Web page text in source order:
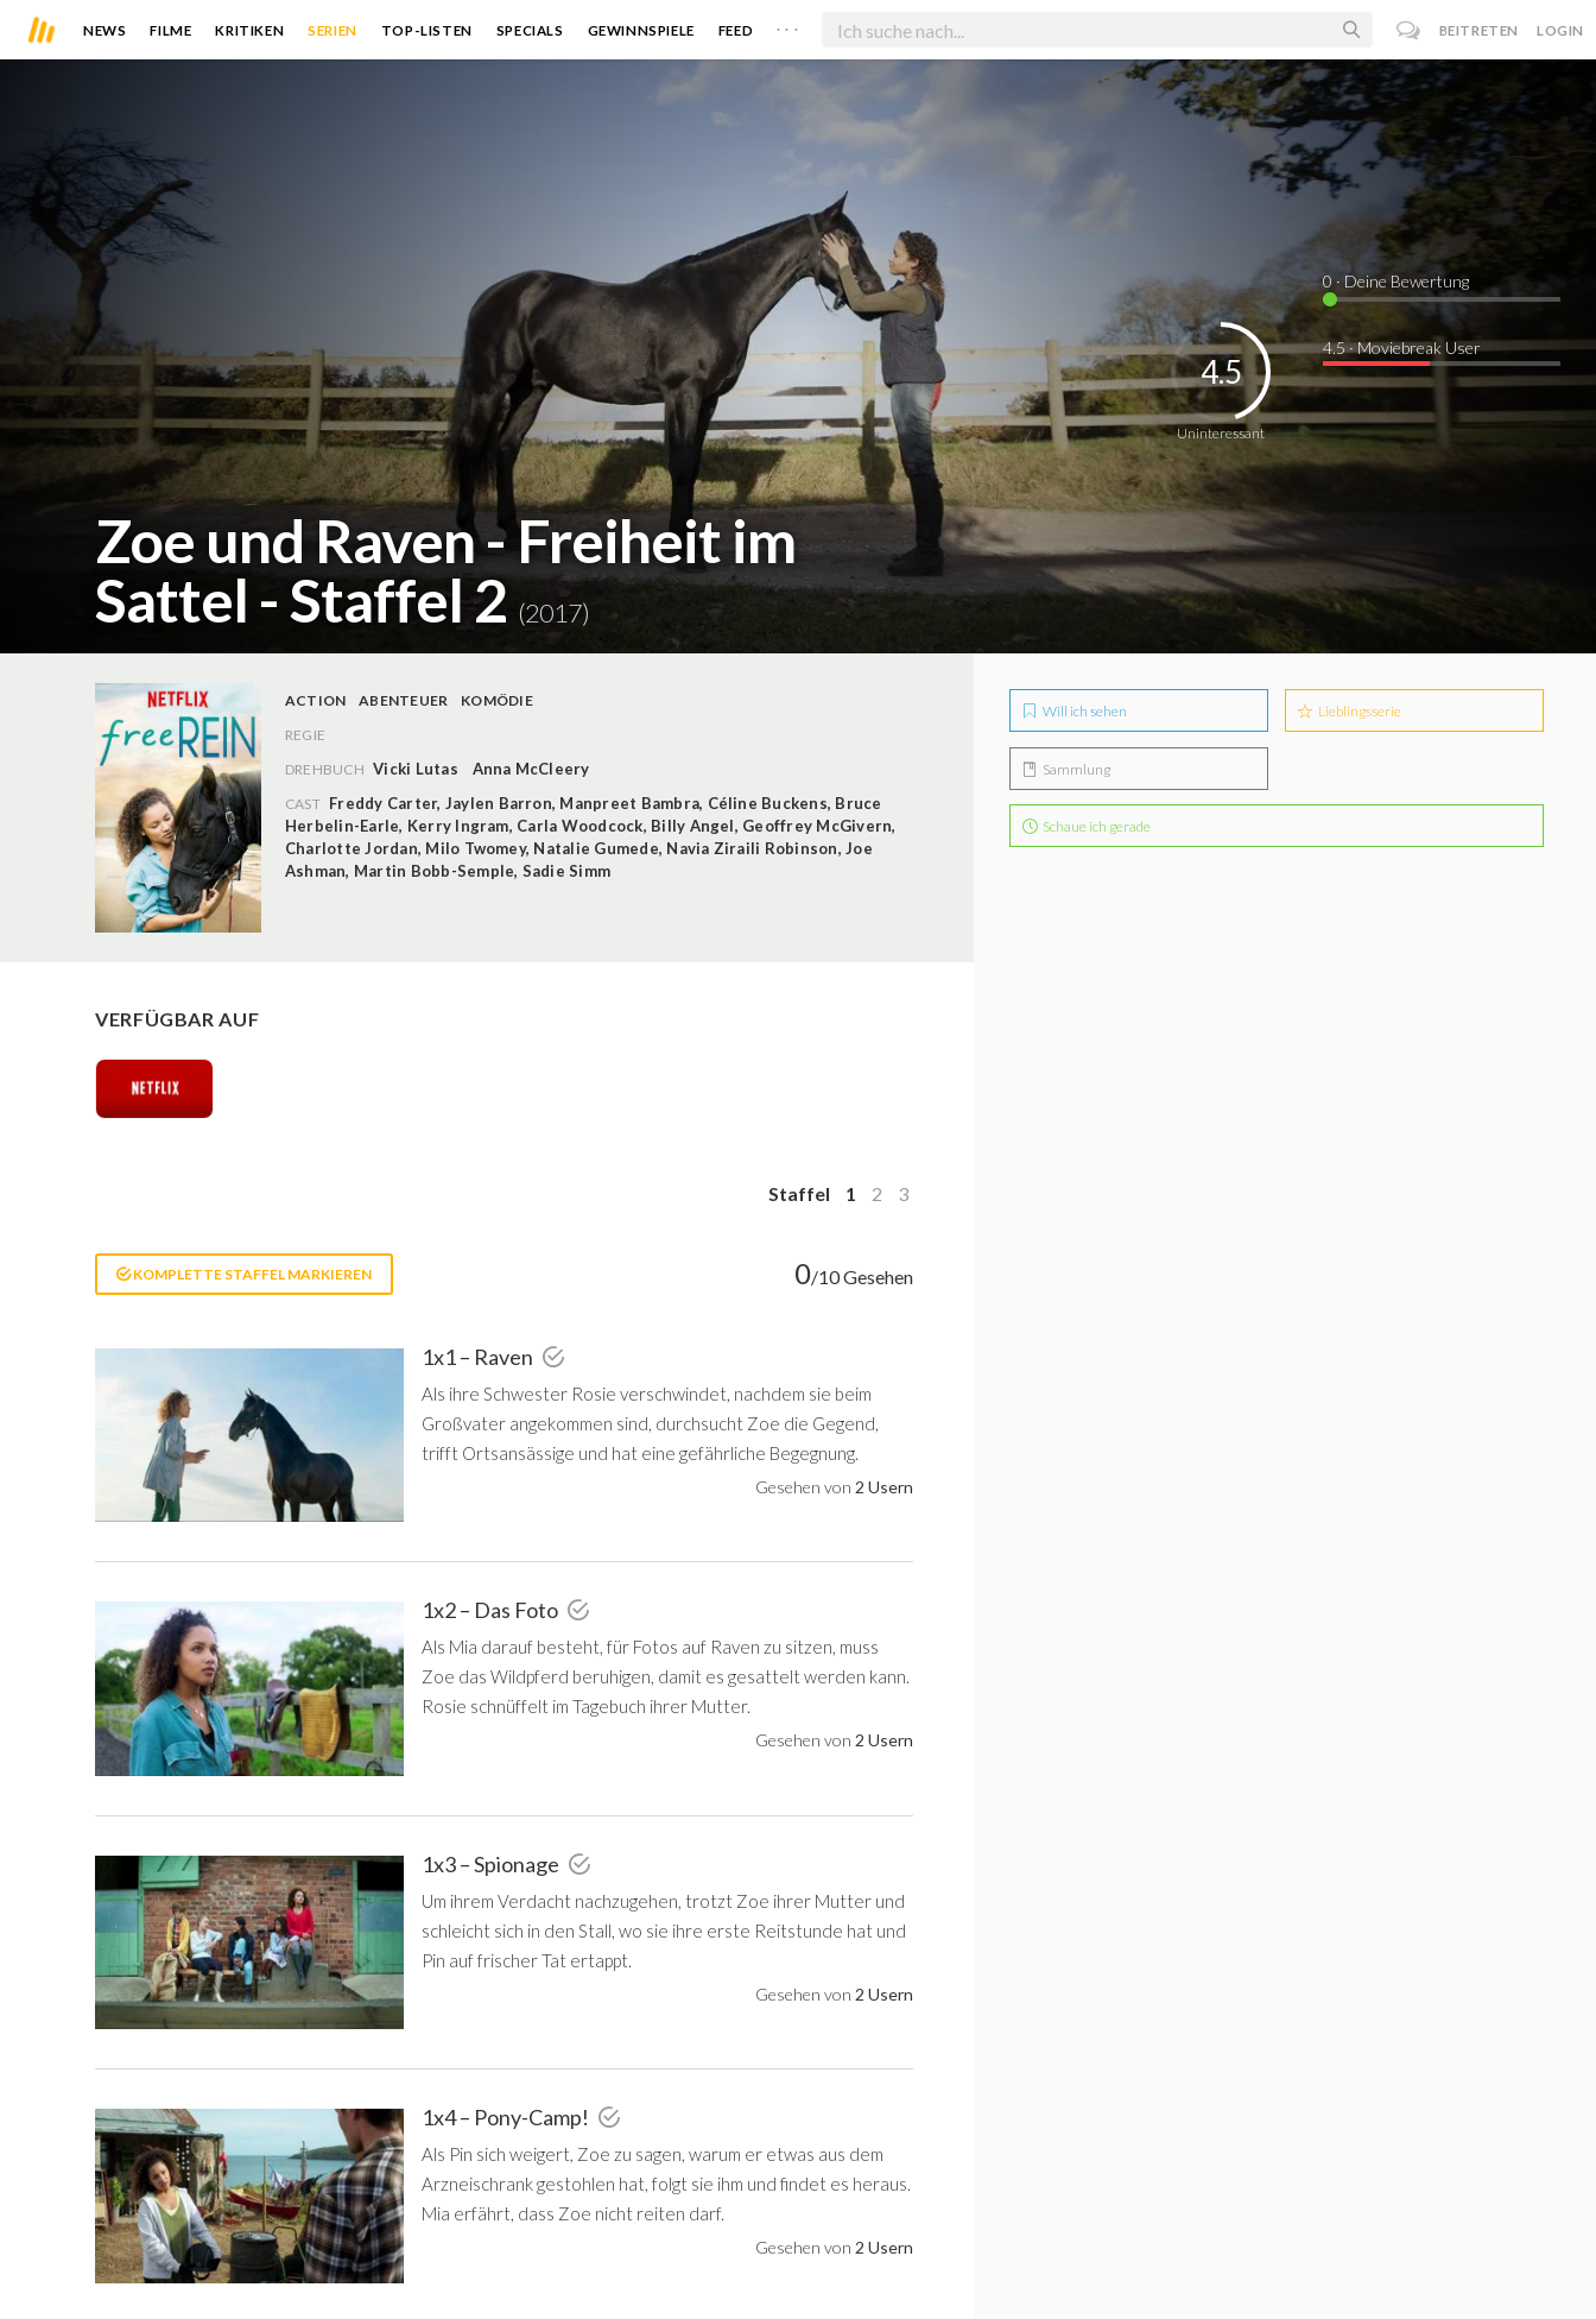
NEWS FILME KRITIKEN SERIEN TOP-LISTEN SPECIALS GEWINNSPIELE FEED . . . BEITRETEN LOGIN
Zoe und Raven - Freiheit im
Sattel - Staffel 2(2017)
Uninteressant
4.5
0· Deine Bewertung
4.5 · Moviebreak User
ACTION ABENTEUER
KOMÖDIE
REGIE
DREHBUCH Vicki Lutas Anna McCleery
CAST Freddy Carter, Jaylen Barron, Manpreet Bambra, Céline Buckens, Bruce
Herbelin-Earle, Kerry Ingram, Carla Woodcock, Billy Angel, Geoffrey McGivern,
Charlotte Jordan, Milo Twomey, Natalie Gumede, Navia Ziraili Robinson,Joe
Ashman, Martin Bobb-Semple, Sadie Simm
VERFÜGBAR AUF
Staffel 1 2 3
KOMPLETTE STAFFEL MARKIEREN 0/10 Gesehen
1x1 – Raven
Als ihre Schwester Rosie verschwindet, nachdem sie beim
Großvater angekommen sind, durchsucht Zoe die Gegend,
trifft Ortsansässige und hat eine gefährliche Begegnung.
Gesehen von 2 Usern
1x2 – Das Foto
Als Mia darauf besteht, für Fotos auf Raven zu sitzen, muss
Zoe das Wildpferd beruhigen, damit es gesattelt werden kann.
Rosie schnüffelt im Tagebuch ihrer Mutter.
Gesehen von 2 Usern
1x3 – Spionage
Um ihrem Verdacht nachzugehen, trotzt Zoe ihrer Mutter und
schleicht sich in den Stall, wo sie ihre erste Reitstunde hat und
Pin auf frischer Tat ertappt.
Gesehen von 2 Usern
1x4 – Pony-Camp!
Als Pin sich weigert, Zoe zu sagen, warum er etwas aus dem
Arzneischrank gestohlen hat, folgt sie ihm und findet es heraus.
Mia erfährt, dass Zoe nicht reiten darf.
Gesehen von 2 Usern
Will ich sehen Lieblingsserie
Sammlung
Schaue ich gerade